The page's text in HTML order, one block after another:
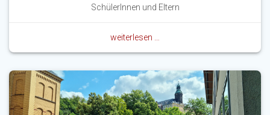
SchülerInnen und Eltern
weiterlesen …